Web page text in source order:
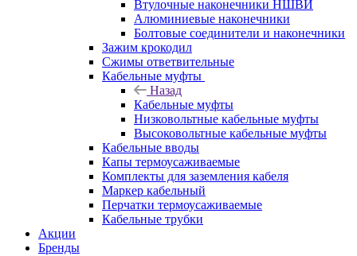
Втулочные наконечники НШВИ
Алюминиевые наконечники
Болтовые соединители и наконечники
Зажим крокодил
Сжимы ответвительные
Кабельные муфты
Назад
Кабельные муфты
Низковольтные кабельные муфты
Высоковольтные кабельные муфты
Кабельные вводы
Капы термоусаживаемые
Комплекты для заземления кабеля
Маркер кабельный
Перчатки термоусаживаемые
Кабельные трубки
Акции
Бренды